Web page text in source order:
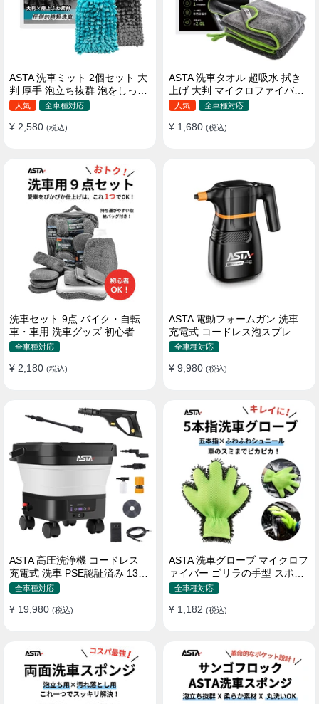
ASTA 洗車ミット 2個セット 大
判 厚手 泡立ち抜群 泡をしっか
りキープ 洗車スポンジ マイ
傷つきにくい ボディ ガラス ホ
人気 全車種対応
¥ 2,580 (税込)
ASTA 洗車タオル 超吸水 拭き
上げ 大判 マイクロファイバー
クロス プロ仕様 水拭き 窓拭き
ない 撥水 厚手 両面 大型 洗車
人気 全車種対応
¥ 1,680 (税込)
洗車セット 9点 バイク・自転
車・車用 洗車グッズ 初心者向
け 洗車ブラシ スポンジ タオル
ス用スポンジ 高級洗車道具 乾
全車種対応
¥ 2,180 (税込)
ASTA 電動フォームガン 洗車
充電式 コードレス泡スプレー
高圧対応 充電式フォームスプ
強力泡立ち (コピー)
全車種対応
¥ 9,980 (税込)
ASTA 高圧洗浄機 コードレス
充電式 洗車 PSE認証済み 13L
バケツ一体型 折りたたみ式 超
転ノズル トリガーガン 蛇口接
属 水道接続不要 多機能コンパ
クト収納
全車種対応
¥ 19,980 (税込)
ASTA 洗車グローブ マイクロフ
ァイバー ゴリラの手型 スポン
ジ ボディー用 傷防止 吸水速乾
グッズ 掃除 手袋型 洗車タオル
全車種対応
¥ 1,182 (税込)